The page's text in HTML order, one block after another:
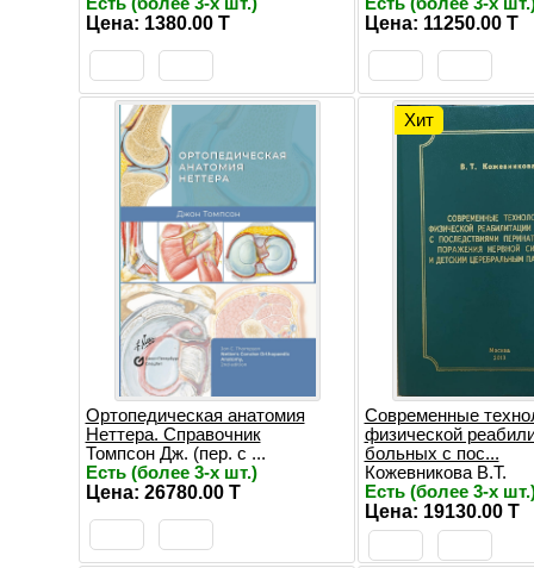
Цена: 1380.00 T Цена: 11250.00 T
Ортопедическая анатомия
Неттера. Справочник
Томпсон Дж. (пер. с ...
Есть (более 3-х шт.)
Цена: 26780.00 T
Хит
Современные
физической
больных с пос...
Кожевникова В.Т.
Есть (более 3-х
Цена: 19130.00 T